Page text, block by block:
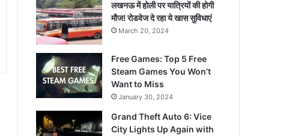
लखनऊ में होली पर यात्रियों की होगी
मौज! रोडवेज दे रहा ये खास सुविधाएं
March 20, 2024
Free Games: Top 5 Free
Steam Games You Won’t
Want to Miss
January 30, 2024
Grand Theft Auto 6: Vice
City Lights Up Again with